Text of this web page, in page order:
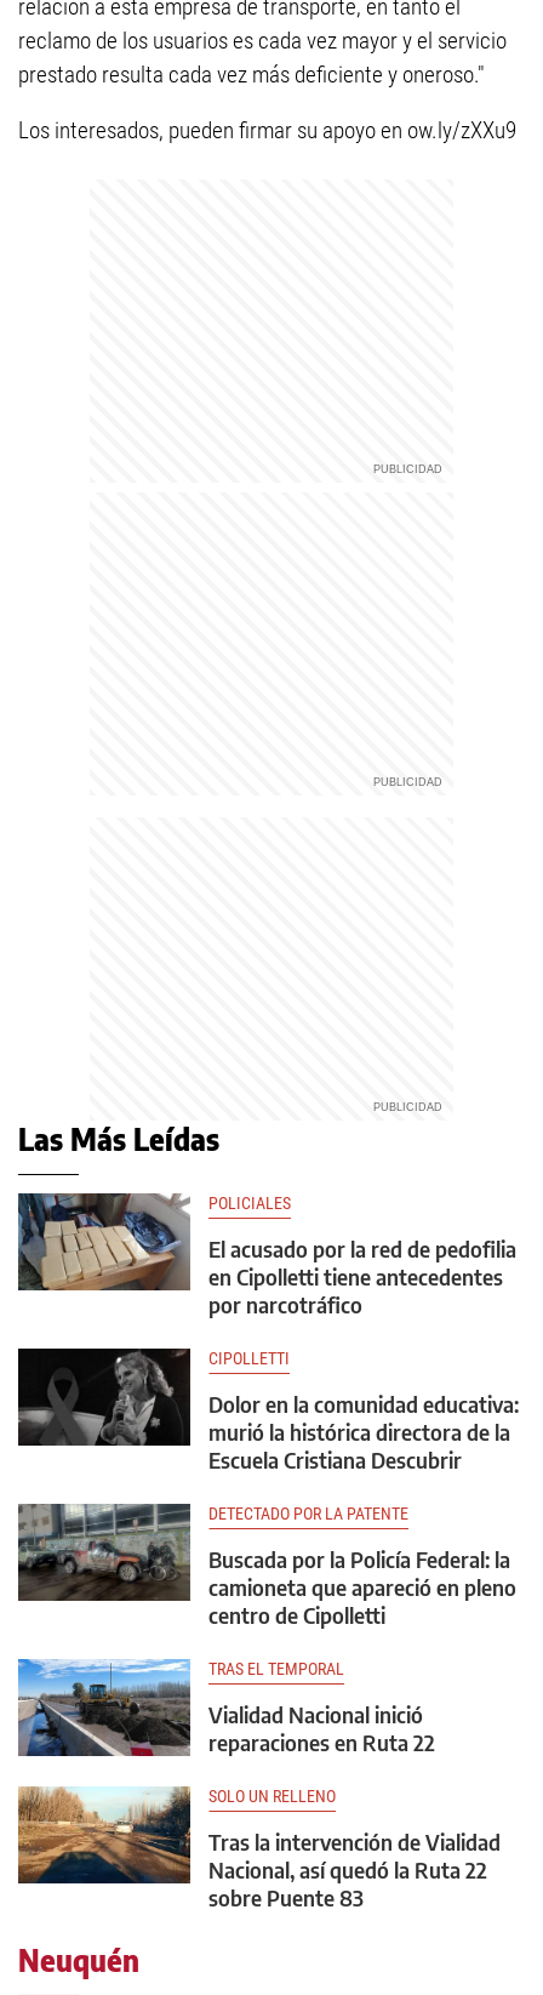
relación a esta empresa de transporte, en tanto el
reclamo de los usuarios es cada vez mayor y el servicio
prestado resulta cada vez más deficiente y oneroso."
Los interesados, pueden firmar su apoyo en ow.ly/zXXu9
Las Más Leídas
POLICIALES
El acusado por la red de pedofilia
en Cipolletti tiene antecedentes
por narcotráfico
CIPOLLETTI
Dolor en la comunidad educativa:
murió la histórica directora de la
Escuela Cristiana Descubrir
DETECTADO POR LA PATENTE
Buscada por la Policía Federal: la
camioneta que apareció en pleno
centro de Cipolletti
TRAS EL TEMPORAL
Vialidad Nacional inició
reparaciones en Ruta 22
SOLO UN RELLENO
Tras la intervención de Vialidad
Nacional, así quedó la Ruta 22
sobre Puente 83
Neuquén